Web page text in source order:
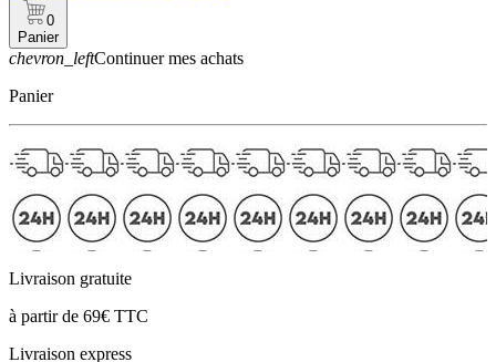
0
Panier
chevron_leftContinuer mes achats
Panier
Livraison gratuite
à partir de 69€ TTC
Livraison express